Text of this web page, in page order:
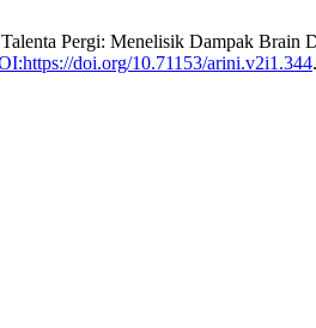
Pergi: Menelisik Dampak Brain
doi.org/10.71153/arini.v2i1.344.